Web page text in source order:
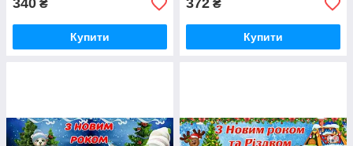
340 ₴
Купити
372 ₴
Купити